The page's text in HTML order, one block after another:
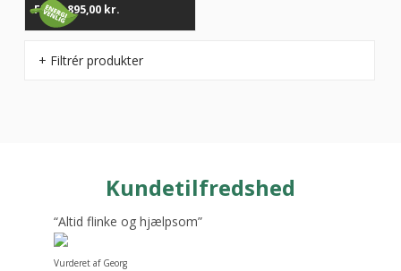
FRA4.895,00 kr.
+ Filtrér produkter
Kundetilfredshed
“Altid flinke og hjælpsom”
Vurderet af Georg